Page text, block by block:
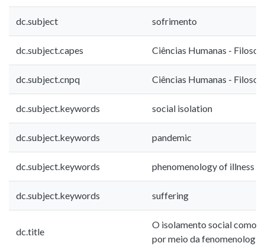
dc.subject sofrimento
dc.subject.capes Ciências Humanas -
dc.subject.cnpq Ciências Humanas -
dc.subject.keywords social isolation
dc.subject.keywords pandemic
dc.subject.keywords phenomenology of illness
dc.subject.keywords suffering
dc.title
O isolamento social como
por meio da fenomenologia